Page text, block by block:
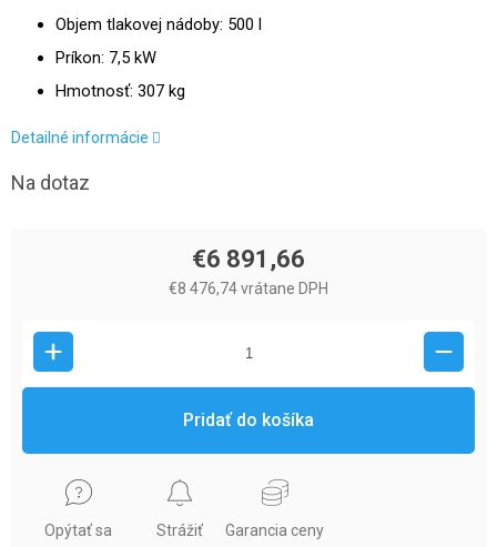
Objem tlakovej nádoby: 500 l
Príkon: 7,5 kW
Hmotnosť: 307 kg
Detailné informácie
Na dotaz
€6 891,66
€8 476,74 vrátane DPH
Pridať do košíka
Opýtať sa Strážiť Garancia ceny